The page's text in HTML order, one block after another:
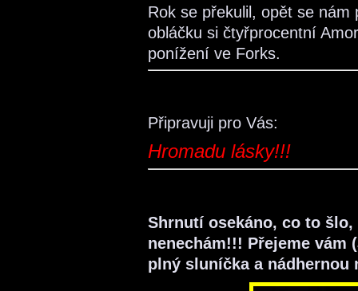
Rok se překulil, opět se nám
obláčku si čtyřprocentní
ponížení ve Forks.
Připravuji pro Vás:
Hromadu lásky!!!
Shrnutí osekáno, co to
nenechám!!! Přejeme vám
plný sluníčka a nádhernou